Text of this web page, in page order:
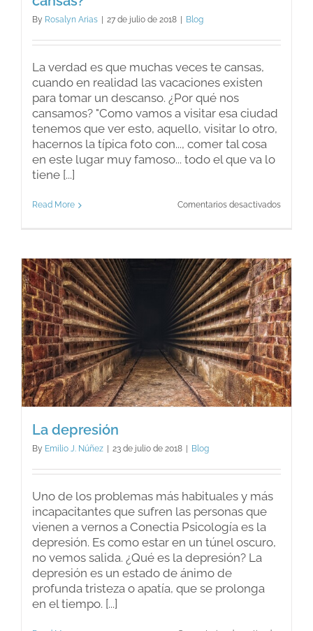
By Rosalyn Arias 27 de julio de 2018 Blog
La verdad es que muchas veces te cansas,
cuando en realidad las vacaciones existen
para tomar un descanso. ¿Por qué nos
cansamos? "Como vamos a visitar esa ciudad
tenemos que ver esto, aquello, visitar lo otro,
hacernos la típica foto con..., comer tal cosa
en este lugar muy famoso... todo el que va lo
tiene [...]
Read More Comentarios desactivadosen
te
cansas?
La depresión
By Emilio J. Núñez 23 de julio de 2018 Blog
Uno de los problemas más habituales y más
incapacitantes que sufren las personas que
vienen a vernos a Conectia Psicología es la
depresión. Es como estar en un túnel oscuro,
no vemos salida. ¿Qué es la depresión? La
depresión es un estado de ánimo de
profunda tristeza o apatía, que se prolonga
en el tiempo. [...]